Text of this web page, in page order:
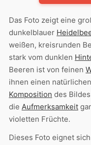
Das Foto zeigt eine
dunkelblauer
weißen, kreisrunden
stark vom dunklen
Beeren ist von feinen
ihnen einen
Komposition des
die Aufmerksamkeit
violetten Früchte.
Dieses Foto eignet